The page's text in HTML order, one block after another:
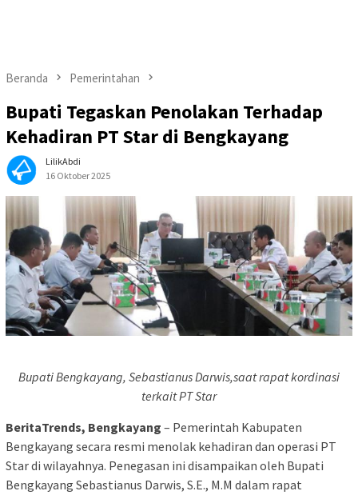
Beranda Pemerintahan
Bupati Tegaskan Penolakan Terhadap
Kehadiran PT Star di Bengkayang
LilikAbdi
16 Oktober 2025
Bupati Bengkayang, Sebastianus Darwis,saat rapat kordinasi
terkait PT Star
BeritaTrends, Bengkayang – Pemerintah Kabupaten
Bengkayang secara resmi menolak kehadiran dan operasi PT
Star di wilayahnya. Penegasan ini disampaikan oleh Bupati
Bengkayang Sebastianus Darwis, S.E., M.M dalam rapat